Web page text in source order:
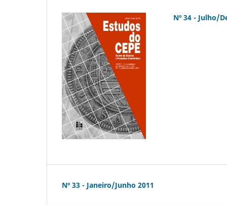
Nº 34 - Julho/
Nº 33 - Janeiro/Junho 2011